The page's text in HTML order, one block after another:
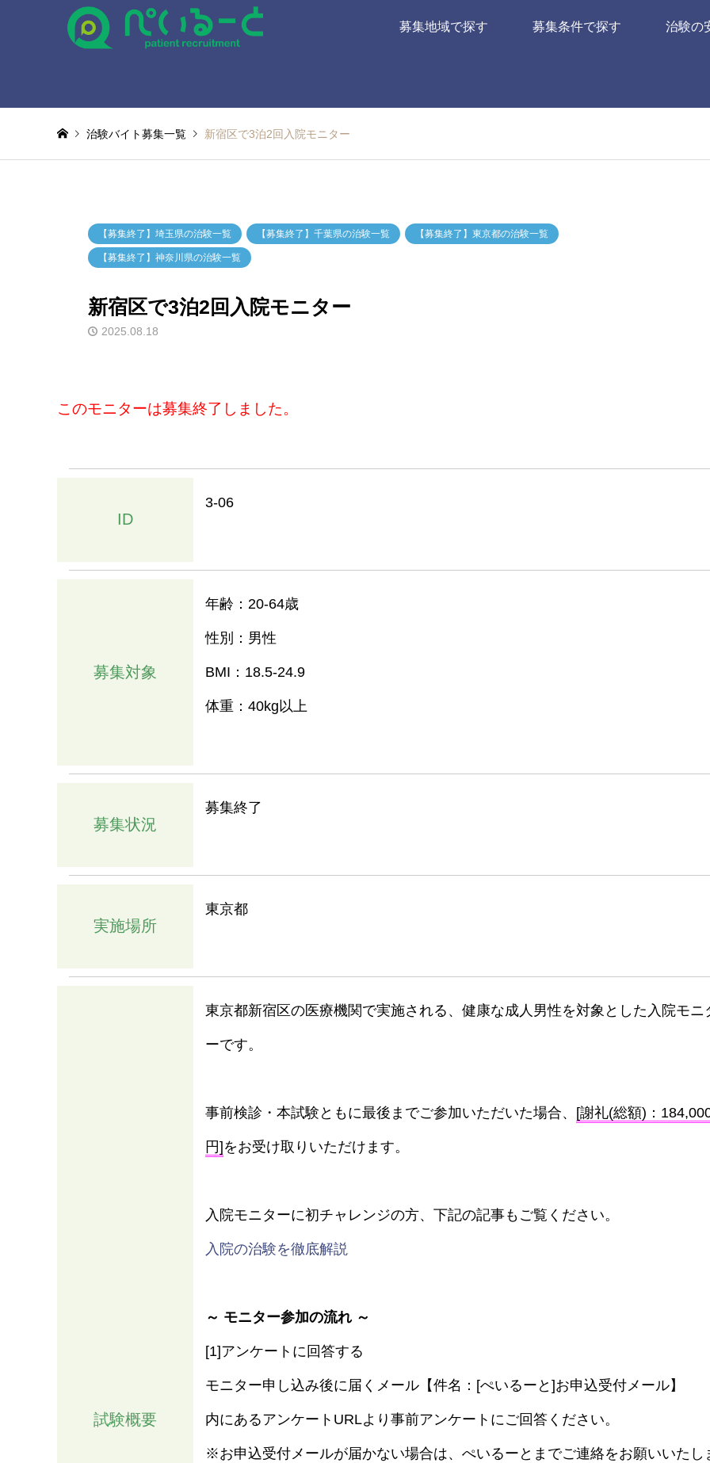
募集地域で探す 募集条件で探す 治験の
治験バイト募集一覧 新宿区で3泊2回入院モニター
【募集終了】埼玉県の治験一覧 【募集終了】千葉県の治験一覧 【募集終了】東京都の治験一覧
【募集終了】神奈川県の治験一覧
新宿区で3泊2回入院モニター
2025.08.18
このモニターは募集終了しました。
ID
3-06
募集対象
年齢：20-64歳
性別：男性
BMI：18.5-24.9
体重：40kg以上
募集状況
募集終了
実施場所
東京都
試験概要
東京都新宿区の医療機関で実施される、健康な成人男性を対象とした入院モニ
ーです。
事前検診・本試験ともに最後までご参加いただいた場合、 [謝礼(総額)：
円] をお受け取りいただけます。
入院モニターに初チャレンジの方、下記の記事もご覧ください。
入院の治験を徹底解説
～ モニター参加の流れ ～
[1]アンケートに回答する
モニター申し込み後に届くメール【件名：[ぺいるーと]お申込受付メール】
内にあるアンケートURLより事前アンケートにご回答ください。
※お申込受付メールが届かない場合は、ぺいるーとまでご連絡をお願いいたし